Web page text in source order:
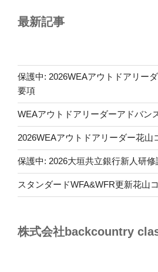
最新記事
保護中: 2026WEAアウトドアリー
要項
WEAアウトドアリーダーアドバン
2026WEAアウトドアリーダー花山
保護中: 2026大垣共立銀行新人研
スタンダードWFA&WFR更新花山
株式会社backcountry